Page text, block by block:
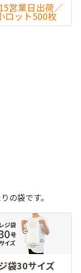
営業日出荷／
ロット500枚
の袋です。
袋30サイズ